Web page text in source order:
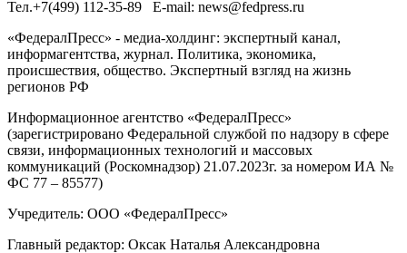
Тел.+7(499) 112-35-89 E-mail: news@fedpress.ru
«ФедералПресс» - медиа-холдинг: экспертный канал,
информагентства, журнал. Политика, экономика,
происшествия, общество. Экспертный взгляд на жизнь
регионов РФ
Информационное агентство «ФедералПресс»
(зарегистрировано Федеральной службой по надзору в сфере
связи, информационных технологий и массовых
коммуникаций (Роскомнадзор) 21.07.2023г. за номером ИА №
ФС 77 – 85577)
Учредитель: ООО «ФедералПресс»
Главный редактор: Оксак Наталья Александровна